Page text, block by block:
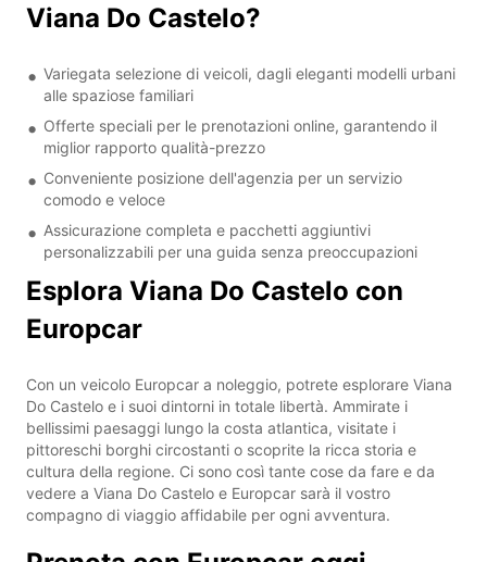
Viana Do Castelo?
Variegata selezione di veicoli, dagli eleganti modelli urbani
alle spaziose familiari
Offerte speciali per le prenotazioni online, garantendo il
miglior rapporto qualità-prezzo
Conveniente posizione dell'agenzia per un servizio
comodo e veloce
Assicurazione completa e pacchetti aggiuntivi
personalizzabili per una guida senza preoccupazioni
Esplora Viana Do Castelo con
Europcar
Con un veicolo Europcar a noleggio, potrete esplorare Viana
Do Castelo e i suoi dintorni in totale libertà. Ammirate i
bellissimi paesaggi lungo la costa atlantica, visitate i
pittoreschi borghi circostanti o scoprite la ricca storia e
cultura della regione. Ci sono così tante cose da fare e da
vedere a Viana Do Castelo e Europcar sarà il vostro
compagno di viaggio affidabile per ogni avventura.